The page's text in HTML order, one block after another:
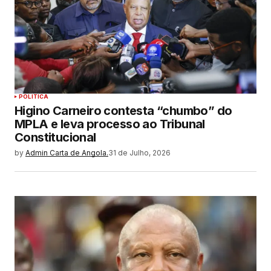
POLITICA
Higino Carneiro contesta “chumbo” do
MPLA e leva processo ao Tribunal
Constitucional
by Admin Carta de Angola.31 de Julho, 2026